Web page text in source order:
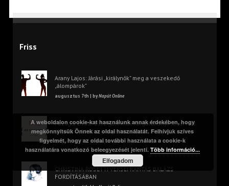
Friss
Arany Lajos: Járási „királynők” meg a veszekedő
„álompárok”
augusztus 7th | byNapút Online
Pozsgai Zsolt: 1952 (játékfilm forgatókönyv Jókai Mór
„A jövő század regénye” című műve alapján)
augusztus 7th | byNapút Online
CHRISTINA ROSETTI VERSEI KÁNTÁS BALÁZS
FORDÍTÁSÁBAN
A weboldalon cookie-kat használunk annak érdekében, hogy
megkönnyítsük Önnek az oldal használatát. Felhívjuk szíves
figyelmét, hogy az oldal további használata a cookie-k
használatára vonatkozó beleegyezését jelenti.Több információ...
Elfogadom